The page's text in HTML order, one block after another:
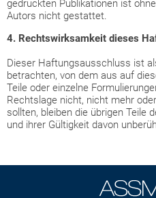
gedruckten Publikationen ist
Autors nicht gestattet.
4. Rechtswirksamkeit dieses
Dieser Haftungsausschluss ist
betrachten, von dem aus auf
Teile oder einzelne
Rechtslage nicht, nicht mehr
sollten, bleiben die übrigen Teile
und ihrer Gültigkeit davon